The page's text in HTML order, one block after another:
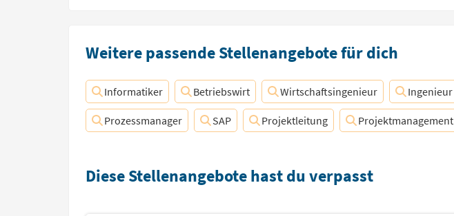
Weitere passende Stellenangebote für dich
Informatiker Betriebswirt Wirtschaftsingenieur Ingenieur
Prozessmanager SAP Projektleitung Projektmanagement
Diese Stellenangebote hast du verpasst